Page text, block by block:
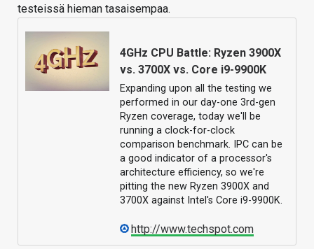
testeissä hieman tasaisempaa.
4GHz CPU Battle: Ryzen 3900X
vs. 3700X vs. Core i9-9900K
Expanding upon all the testing we
performed in our day-one 3rd-gen
Ryzen coverage, today we'll be
running a clock-for-clock
comparison benchmark. IPC can be
a good indicator of a processor's
architecture efficiency, so we're
pitting the new Ryzen 3900X and
3700X against Intel's Core i9-9900K.
http://www.techspot.com